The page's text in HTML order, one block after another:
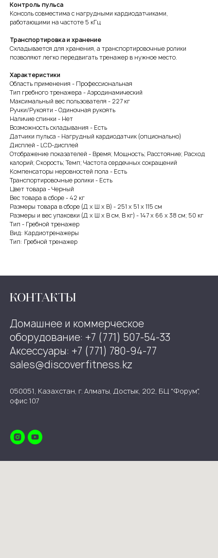
Контроль пульса
Консоль совместима с нагрудными кардиодатчиками,
работающими на частоте 5 кГц
Транспортировка и хранение
Складывается для хранения, а транспортировочные ролики
позволяют легко передвигать тренажер в нужное место.
Характеристики
Область применения - Профессиональная
Тип гребного тренажера - Аэродинамический
Максимальный вес пользователя - 227 кг
Ручки/Рукояти - Одиночная рукоять
Наличие спинки - Нет
Возможность складывания - Есть
Датчики пульса - Нагрудный кардиодатчик (опционально)
Дисплей - LCD-дисплей
Отображение показателей - Время; Мощность; Расстояние; Расход
калорий; Скорость; Темп; Частота сердечных сокращений
Компенсаторы неровностей пола - Есть
Транспортировочные ролики - Есть
Цвет товара - Черный
Вес товара в сборе - 42 кг
Размеры товара в сборе (Д x Ш x В) - 251 x 51 x 115 см
Размеры и вес упаковки (Д x Ш x В см, В кг) - 147 х 66 х 38 см; 50 кг
Тип - Гребной тренажер
Вид: Кардиотренажеры
Тип: Гребной тренажер
КОНТАКТЫ
Домашнее и коммерческое
оборудование: +7 (771) 507-54-33
Аксессуары: +7 (771) 780-94-77
sales@discoverfitness.kz
050051, Казахстан, г. Алматы, Достык, 202, БЦ "Форум",
офис 107